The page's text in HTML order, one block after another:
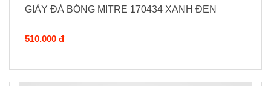
GIÀY ĐÁ BÓNG MITRE 170434 XANH ĐEN
510.000 đ